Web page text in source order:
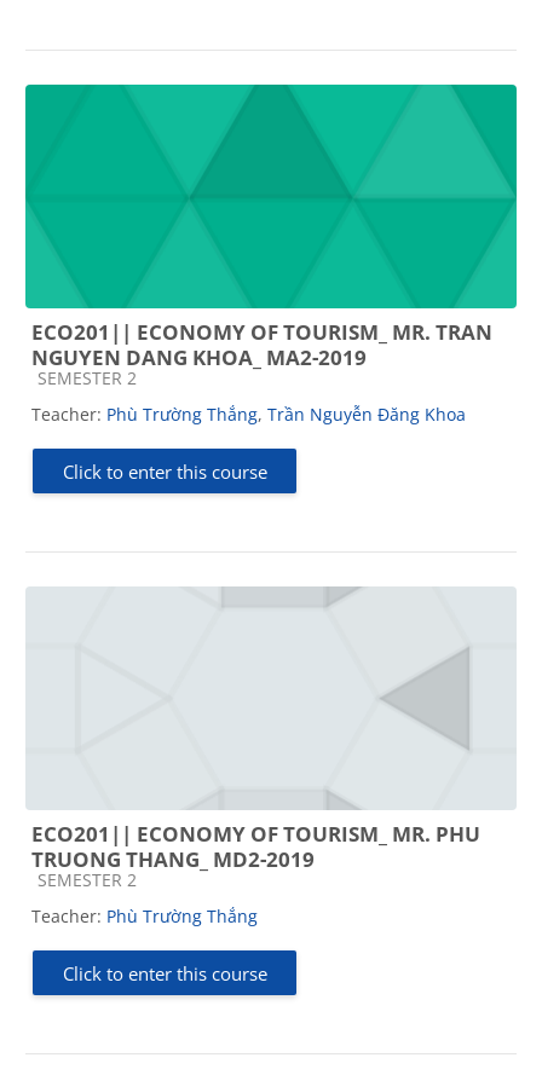
ECO201|| ECONOMY OF TOURISM_ MR. TRAN
NGUYEN DANG KHOA_ MA2-2019
Course category
SEMESTER 2
Teacher: Phù Trường Thắng, Trần Nguyễn Đăng Khoa
Click to enter this course
ECO201|| ECONOMY OF TOURISM_ MR. PHU
TRUONG THANG_ MD2-2019
Course category
SEMESTER 2
Teacher: Phù Trường Thắng
Click to enter this course